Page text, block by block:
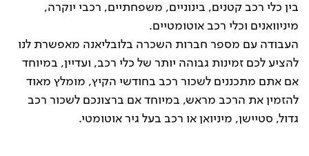
בין כלי רכב קטנים, בינוניים, משפחתיים, רכבי יוקרה,
מיניוואנים וכלי רכב אוטומטיים.
העבודה עם מספר חברות השכרה בלובליאנה מאפשרת לנו
להציע לכם זמינות גבוהה יותר של כלי רכב, ועדיין, במיוחד
אם אתם מתכננים לשכור רכב בחודשי הקיץ, מומלץ מאוד
להזמין את הרכב מראש, במיוחד אם ברצונכם לשכור רכב
גדול, סטיישן, מיניואן או רכב בעל גיר אוטומטי.